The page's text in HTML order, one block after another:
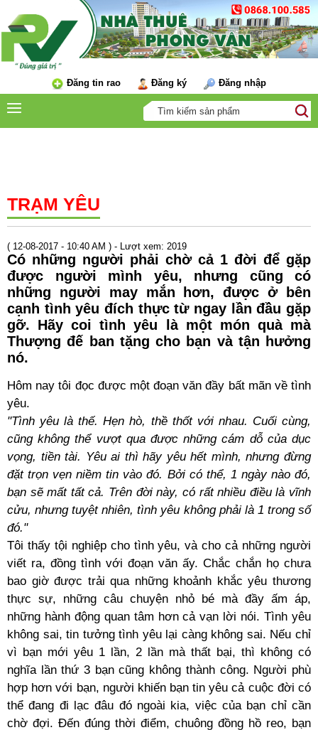
Đăng tin rao Đăng ký Đăng nhập
TRẠM YÊU
( 12-08-2017 - 10:40 AM ) - Lượt xem: 2019
Có những người phải chờ cả 1 đời để gặp
được người mình yêu, nhưng cũng có
những người may mắn hơn, được ở bên
cạnh tình yêu đích thực từ ngay lần đầu gặp
gỡ. Hãy coi tình yêu là một món quà mà
Thượng đế ban tặng cho bạn và tận hưởng
nó.
Hôm nay tôi đọc được một đoạn văn đầy bất mãn về tình
yêu.
"Tình yêu là thế. Hẹn hò, thề thốt với nhau. Cuối cùng,
cũng không thể vượt qua được những cám dỗ của dục
vọng, tiền tài. Yêu ai thì hãy yêu hết mình, nhưng đừng
đặt trọn vẹn niềm tin vào đó. Bởi có thể, 1 ngày nào đó,
bạn sẽ mất tất cả. Trên đời này, có rất nhiều điều là vĩnh
cửu, nhưng tuyệt nhiên, tình yêu không phải là 1 trong số
đó."
Tôi thấy tội nghiệp cho tình yêu, và cho cả những người
viết ra, đồng tình với đoạn văn ấy. Chắc chắn họ chưa
bao giờ được trải qua những khoảnh khắc yêu thương
thực sự, những câu chuyện nhỏ bé mà đầy ấm áp,
những hành động quan tâm hơn cả vạn lời nói. Tình yêu
không sai, tin tưởng tình yêu lại càng không sai. Nếu chỉ
vì bạn mới yêu 1 lần, 2 lần mà thất bại, thì không có
nghĩa lần thứ 3 bạn cũng không thành công. Người phù
hợp hơn với bạn, người khiến bạn tin yêu cả cuộc đời có
thể đang đi lạc đâu đó ngoài kia, việc của bạn chỉ cần
chờ đợi. Đến đúng thời điểm, chuông đồng hồ reo, bạn